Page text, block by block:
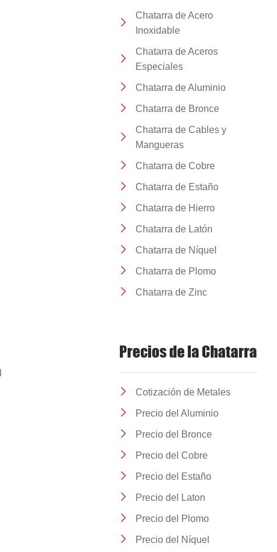
Chatarra de Acero
Inoxidable
Chatarra de Aceros
Especiales
Chatarra de Aluminio
Chatarra de Bronce
Chatarra de Cables y
Mangueras
Chatarra de Cobre
Chatarra de Estaño
Chatarra de Hierro
Chatarra de Latón
Chatarra de Níquel
Chatarra de Plomo
Chatarra de Zinc
Precios de la Chatarra
Cotización de Metales
Precio del Aluminio
Precio del Bronce
Precio del Cobre
Precio del Estaño
Precio del Laton
Precio del Plomo
Precio del Níquel